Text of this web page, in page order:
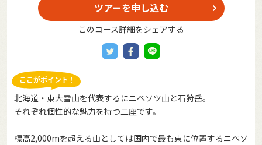
ツアーを申し込む
このコース詳細をシェアする
北海道・東大雪山を代表するにニペソツ山と石狩岳。
それぞれ個性的な魅力を持つ二座です。
標高2,000mを超える山としては国内で最も東に位置するニペソ